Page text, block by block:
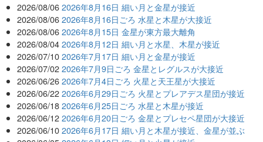
2026/08/06 2026年8月16日 細い月と金星が接近
2026/08/06 2026年8月16日ごろ 水星と木星が大接近
2026/08/06 2026年8月15日 金星が東方最大離角
2026/08/04 2026年8月12日 細い月と水星、木星が接近
2026/07/10 2026年7月17日 細い月と金星が接近
2026/07/02 2026年7月9日ごろ 金星とレグルスが大接近
2026/06/26 2026年7月4日ごろ 火星と天王星が大接近
2026/06/22 2026年6月29日ごろ 火星とプレアデス星団が接近
2026/06/18 2026年6月25日ごろ 水星と木星が接近
2026/06/12 2026年6月20日ごろ 金星とプレセペ星団が大接近
2026/06/10 2026年6月17日 細い月と木星が接近、金星が並ぶ